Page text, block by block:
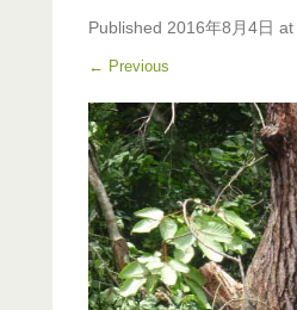
Published 2016年8月4日 at
← Previous